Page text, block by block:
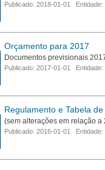
Publicado: 2018-01-01
Orçamento para 2017
Documentos previsionais
Publicado: 2017-01-01
Regulamento e Tabela
(sem alterações em relação
Publicado: 2016-01-01